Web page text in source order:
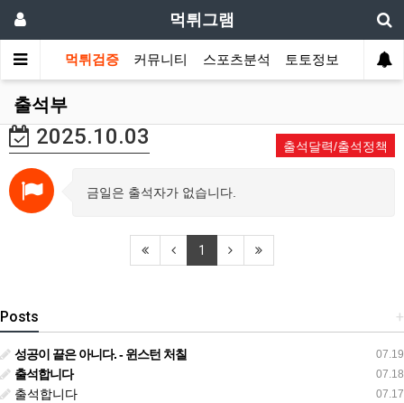
먹튀그램
먹튀검증 커뮤니티 스포츠분석 토토정보
출석부
2025.10.03 출석달력/출석정책
금일은 출석자가 없습니다.
1
+
Posts
07.19
성공이 끝은 아니다. - 윈스턴 처칠
07.18
출석합니다
07.17
출석합니다